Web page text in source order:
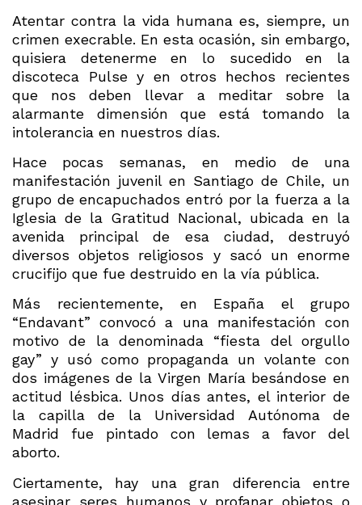
Atentar contra la vida humana es, siempre, un
crimen execrable. En esta ocasión, sin embargo,
quisiera detenerme en lo sucedido en la
discoteca Pulse y en otros hechos recientes
que nos deben llevar a meditar sobre la
alarmante dimensión que está tomando la
intolerancia en nuestros días.
Hace pocas semanas, en medio de una
manifestación juvenil en Santiago de Chile, un
grupo de encapuchados entró por la fuerza a la
Iglesia de la Gratitud Nacional, ubicada en la
avenida principal de esa ciudad, destruyó
diversos objetos religiosos y sacó un enorme
crucifijo que fue destruido en la vía pública.
Más recientemente, en España el grupo
“Endavant” convocó a una manifestación con
motivo de la denominada “fiesta del orgullo
gay” y usó como propaganda un volante con
dos imágenes de la Virgen María besándose en
actitud lésbica. Unos días antes, el interior de
la capilla de la Universidad Autónoma de
Madrid fue pintado con lemas a favor del
aborto.
Ciertamente, hay una gran diferencia entre
asesinar seres humanos y profanar objetos o